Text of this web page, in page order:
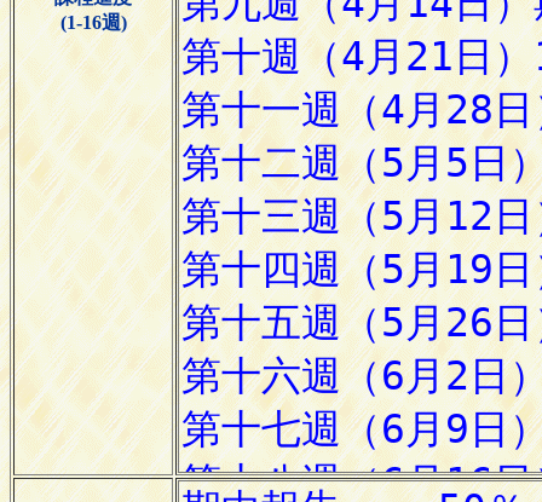
(1-16週)